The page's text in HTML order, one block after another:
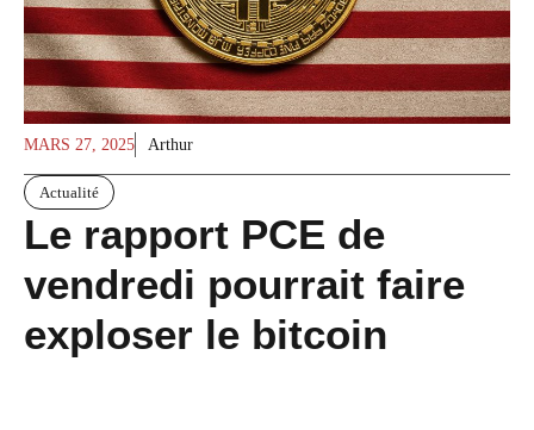
MARS 27, 2025 Arthur
Actualité
Le rapport PCE de
vendredi pourrait faire
exploser le bitcoin